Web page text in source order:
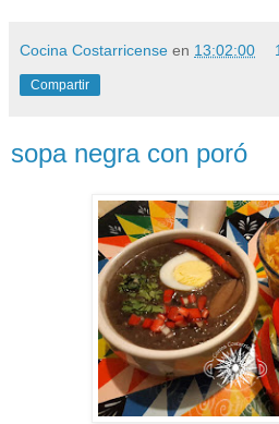
Cocina Costarricense en 13:02:00
Compartir
sopa negra con poró